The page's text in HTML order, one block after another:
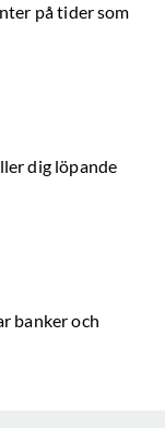
på tider som
dig löpande
banker och